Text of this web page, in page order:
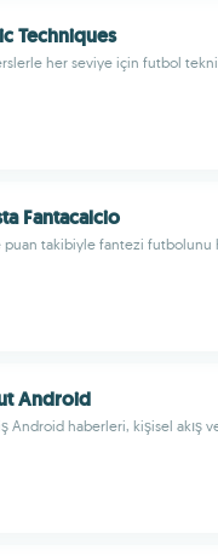
Techniques
her seviye için futbol
Fantacalcio
puan takibiyle fantezi
Android
Android haberleri, kişisel akış